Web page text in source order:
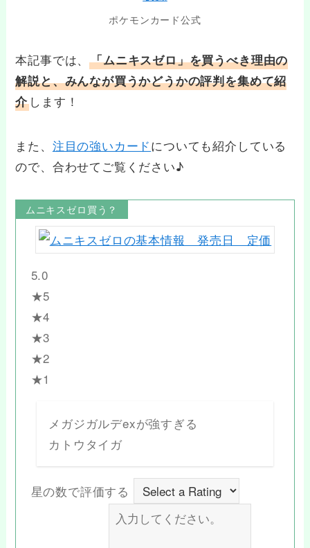
ポケモンカード公式
本記事では、「ムニキスゼロ」を買うべき理由の
解説と、みんなが買うかどうかの評判を集めて紹
介します！
また、 注目の強いカードについても紹介している
ので、合わせてご覧ください♪
ムニキスゼロ買う？
5.0
★5
★4
★3
★2
★1
メガジガルデexが強すぎる
カトウタイガ
星の数で評価する